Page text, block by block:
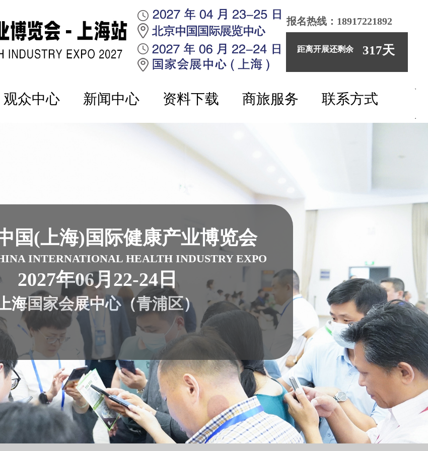
报名热线：18917221892
317天
距离开展还剩余
观众中心 新闻中心 资料下载 商旅服务 联系方式
国(上海)国际健康产业博览会
INTERNATIONAL HEALTH INDUSTRY EXPO
2027年06月22-24日
海国家会展中心（青浦区）